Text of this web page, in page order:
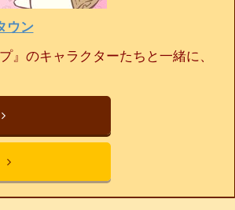
ウン
のキャラクターたちと一緒に、